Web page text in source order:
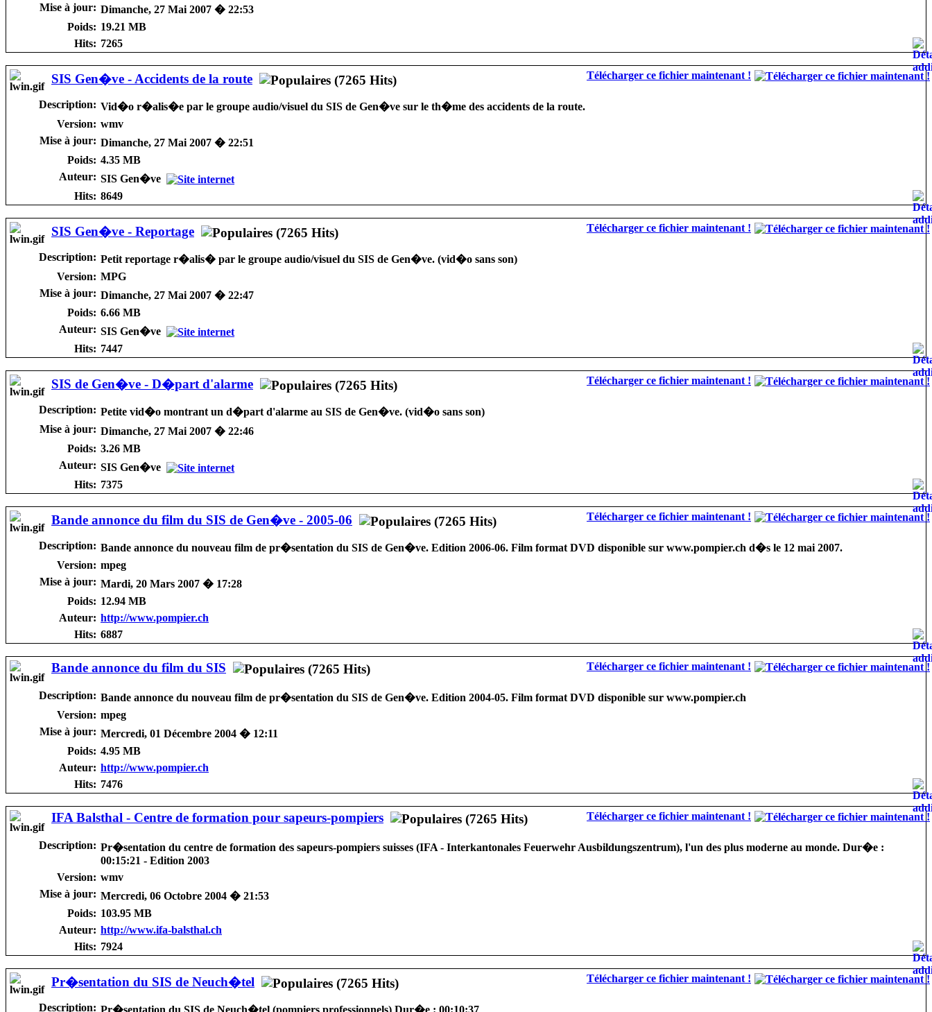
Mise à jour: Dimanche, 27 Mai 2007 � 22:53
Poids: 19.21 MB
Hits: 7265
SIS Gen�ve - Accidents de la route Télécharger ce fichier maintenant !
Description: Vid�o r�alis�e par le groupe audio/visuel du SIS de Gen�ve sur le th�me des accidents de la route.
Version: wmv
Mise à jour: Dimanche, 27 Mai 2007 � 22:51
Poids: 4.35 MB
Auteur: SIS Gen�ve
Hits: 8649
SIS Gen�ve - Reportage Télécharger ce fichier maintenant !
Description: Petit reportage r�alis� par le groupe audio/visuel du SIS de Gen�ve. (vid�o sans son)
Version: MPG
Mise à jour: Dimanche, 27 Mai 2007 � 22:47
Poids: 6.66 MB
Auteur: SIS Gen�ve
Hits: 7447
SIS de Gen�ve - D�part d'alarme Télécharger ce fichier maintenant !
Description: Petite vid�o montrant un d�part d'alarme au SIS de Gen�ve. (vid�o sans son)
Mise à jour: Dimanche, 27 Mai 2007 � 22:46
Poids: 3.26 MB
Auteur: SIS Gen�ve
Hits: 7375
Bande annonce du film du SIS de Gen�ve - 2005-06 Télécharger ce fichier maintenant !
Description: Bande annonce du nouveau film de pr�sentation du SIS de Gen�ve. Edition 2006-06. Film format DVD disponible sur www.pompier.ch d�s le 12 mai 2007.
Version: mpeg
Mise à jour: Mardi, 20 Mars 2007 � 17:28
Poids: 12.94 MB
Auteur: http://www.pompier.ch
Hits: 6887
Bande annonce du film du SIS Télécharger ce fichier maintenant !
Description: Bande annonce du nouveau film de pr�sentation du SIS de Gen�ve. Edition 2004-05. Film format DVD disponible sur www.pompier.ch
Version: mpeg
Mise à jour: Mercredi, 01 Décembre 2004 � 12:11
Poids: 4.95 MB
Auteur: http://www.pompier.ch
Hits: 7476
IFA Balsthal - Centre de formation pour sapeurs-pompiers Télécharger ce fichier maintenant !
Description: Pr�sentation du centre de formation des sapeurs-pompiers suisses (IFA - Interkantonales Feuerwehr Ausbildungszentrum), l'un des plus moderne au monde. Dur�e :
00:15:21 - Edition 2003
Version: wmv
Mise à jour: Mercredi, 06 Octobre 2004 � 21:53
Poids: 103.95 MB
Auteur: http://www.ifa-balsthal.ch
Hits: 7924
Pr�sentation du SIS de Neuch�tel Télécharger ce fichier maintenant !
Description: